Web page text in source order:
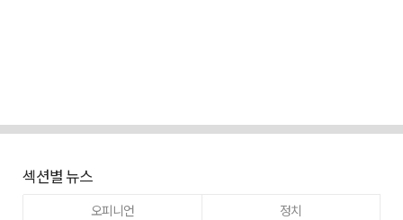
섹션별 뉴스
오피니언
정치